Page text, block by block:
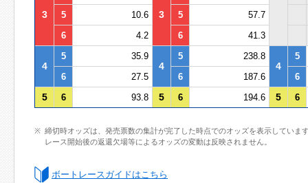
3 3
5
10.6 5
57.7
6
4.2 6 41.3
4
5 35.9
4
5 238.8
4
5
6
27.5 6 187.6 6
5 6 93.8 5 6 194.6 5 6
締切時オッズは、発売票数の集計が完了した時点でのオッズを表示していま
レース開始後の返還欠場等によるオッズの変動は反映されません。
ボートレースガイドはこちら